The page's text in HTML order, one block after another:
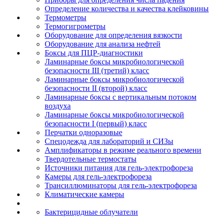
Определение количества и качества клейковины
Термометры
Термогигрометры
Оборудование для определения вязкости
Оборудование для анализа нефтей
Боксы для ПЦР-диагностики
Ламинарные боксы микробиологической
безопасности III (третий) класс
Ламинарные боксы микробиологической
безопасности II (второй) класс
Ламинарные боксы с вертикальным потоком
воздуха
Ламинарные боксы микробиологической
безопасности I (первый) класс
Перчатки одноразовые
Спецодежда для лабораторий и СИЗы
Амплификаторы в режиме реального времени
Твердотельные термостаты
Источники питания для гель-электрофореза
Камеры для гель-электрофореза
Трансиллюминаторы для гель-электрофореза
Климатические камеры
Бактерицидные облучатели